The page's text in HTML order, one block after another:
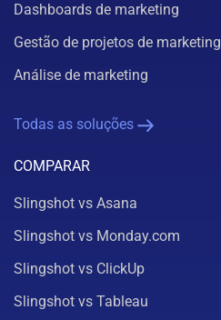
Dashboards de marketing
Gestão de projetos de marketing
Análise de marketing
Todas as soluções
COMPARAR
Slingshot vs Asana
Slingshot vs Monday.com
Slingshot vs ClickUp
Slingshot vs Tableau